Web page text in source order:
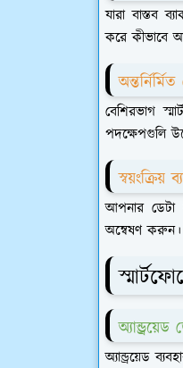
যারা বাস্তব
করে কীভাবে
বেশিরভাগ
পদক্ষেপগুলি
স্বয়ংক্রিয়
আপনার ডেটা
অন্বেষণ করুন।
অ্যান্ড্রয়েড